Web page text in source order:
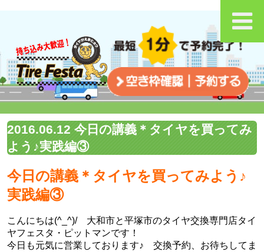
2016.06.12 今日の講義＊タイヤを買ってみ
よう♪実践編③
今日の講義＊タイヤを買ってみよう♪
実践編③
こんにちは(^_^)/ 大和市と平塚市のタイヤ交換専門店タイ
ヤフェスタ・ピットマンです！
今日も元気に営業しております♪ 交換予約、お待ちしてま